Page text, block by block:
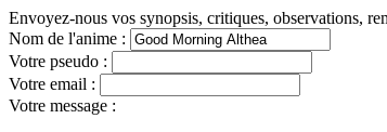
Envoyez-nous vos synopsis, critiques, observations,
Nom de l'anime :
Votre pseudo :
Votre email :
Votre message :